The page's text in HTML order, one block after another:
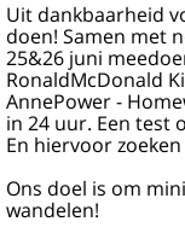
Uit dankbaarheid
doen! Samen met
25&26 juni
RonaldMcDonald
AnnePower -
in 24 uur. Een test
En hiervoor
Ons doel is om
wandelen!